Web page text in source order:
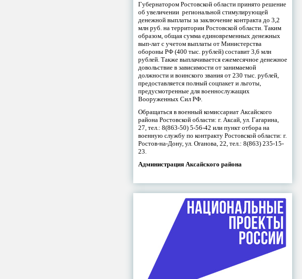
Губернатором Ростовской области принято решение
об увеличении региональной стимулирующей
денежной выплаты за заключение контракта до 3,2
млн руб. на территории Ростовской области. Таким
образом, общая сумма единовременных денежных
вып-лат с учетом выплаты от Министерства
обороны РФ (400 тыс. рублей) составит 3,6 млн
рублей. Также выплачивается ежемесячное денежное
довольствие в зависимости от занимаемой
должности и воинского звания от 230 тыс. рублей,
предоставляется полный соцпакет и льготы,
предусмотренные для военнослужащих
Вооруженных Сил РФ.
Обращаться в военный комиссариат Аксайского
района Ростовской области: г. Аксай, ул. Гагарина,
27, тел.: 8(863-50) 5-56-42 или пункт отбора на
военную службу по контракту Ростовской области: г.
Ростов-на-Дону, ул. Оганова, 22, тел.: 8(863) 235-15-
23.
Администрация Аксайского района